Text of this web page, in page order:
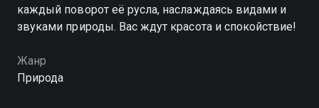
каждый поворот её русла, наслаждаясь видами и
звуками природы. Вас ждут красота и спокойствие!
Жанр
Природа